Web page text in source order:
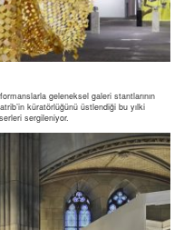
geleneksel galeri stantlarının
küratörlüğünü üstlendiği bu yılki
sergileniyor.